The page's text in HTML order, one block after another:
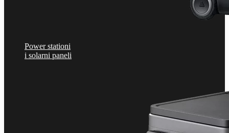
Power stationi
i solarni paneli